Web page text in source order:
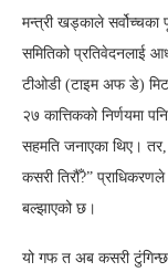
मन्त्री खड्काले सर्वोच्चका
समितिको प्रतिवेदनलाई
टीओडी (टाइम अफ डे)
२७ कात्तिकको निर्णयमा
सहमति जनाएका थिए।
कसरी तिरौँ?”
बल्झाएको छ।
यो गफ त अब कसरी टुंगिन्छ